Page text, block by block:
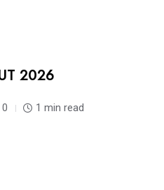
2026
0 1 min read